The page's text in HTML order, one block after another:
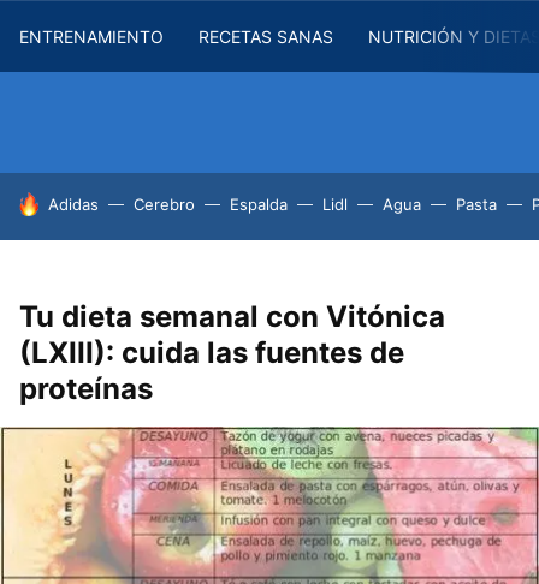
ENTRENAMIENTO RECETAS SANAS NUTRICIÓN Y
HOY SE HABLA DE
Adidas Cerebro Espalda Lidl Agua Pasta
Tu dieta semanal con Vitónica
(LXIII): cuida las fuentes de
proteínas